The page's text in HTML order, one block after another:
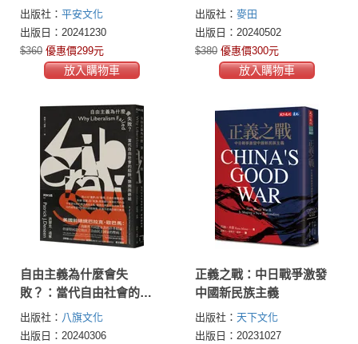
物質
出版社： 平安文化
出版日：20241230
$360 優惠價299元
放入購物車
給難民是錯的嗎？當代倫
理學大師談全球化時代的
道德難題
出版社： 麥田
出版日：20240502
$380 優惠價300元
放入購物車
自由主義為什麼會失
敗？：當代自由社會的陷
阱、弊病與終結
出版社： 八旗文化
出版日：20240306
正義之戰：中日戰爭激發
中國新民族主義
出版社： 天下文化
出版日：20231027